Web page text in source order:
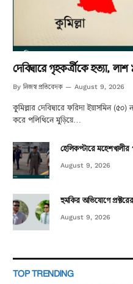
দেবিদ্বারে গৃহকর্ত্রীকে হত্যা,
By নিজস্ব প্রতিবেদক August 9, 2026
কুমিল্লার দেবিদ্বারে ফরিদা ইয়াসমিন
করে পলিথিনে মুড়িয়ে…
হেলিকপ্টারে মহেশখালীর
August 9, 2026
হুমকির অভিযোগে
August 9, 2026
TOP TRENDING